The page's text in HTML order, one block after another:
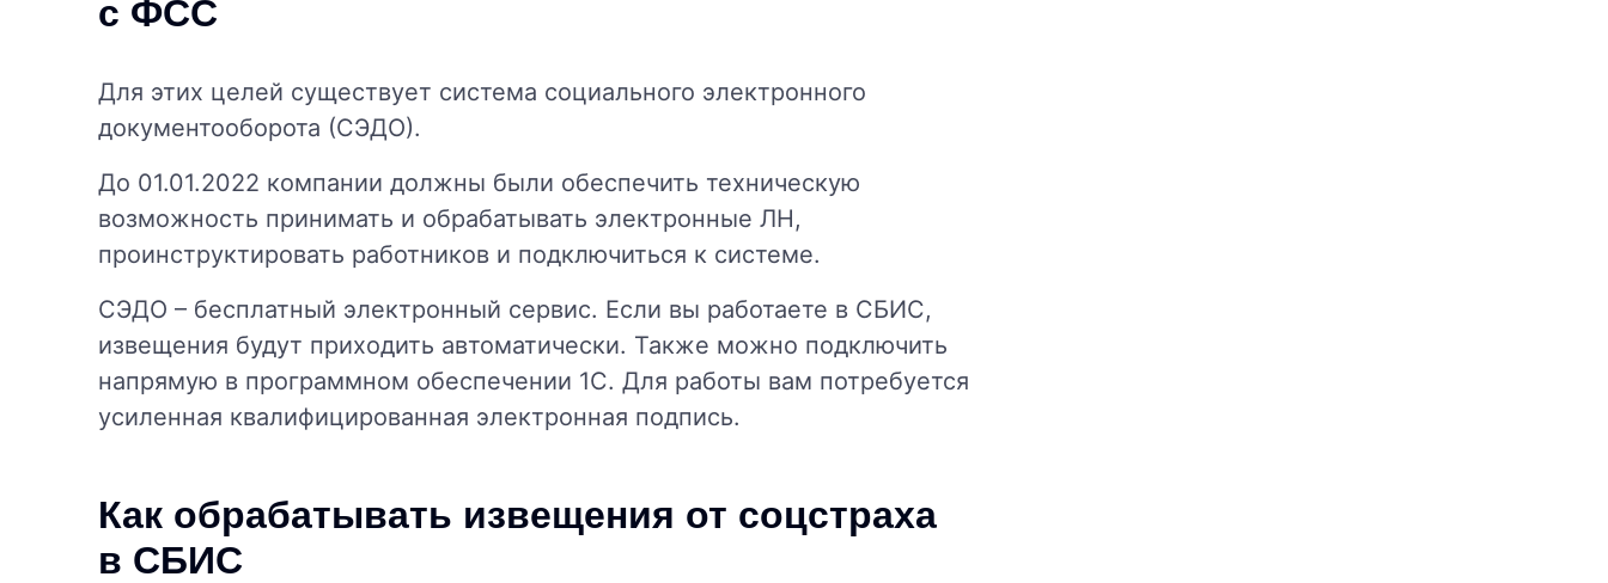
с ФСС
Для этих целей существует система социального электронного
документооборота (СЭДО).
До 01.01.2022 компании должны были обеспечить техническую
возможность принимать и обрабатывать электронные ЛН,
проинструктировать работников и подключиться к системе.
СЭДО – бесплатный электронный сервис. Если вы работаете в СБИС,
извещения будут приходить автоматически. Также можно подключить
напрямую в программном обеспечении 1С. Для работы вам потребуется
усиленная квалифицированная электронная подпись.
Как обрабатывать извещения от соцстраха
в СБИС